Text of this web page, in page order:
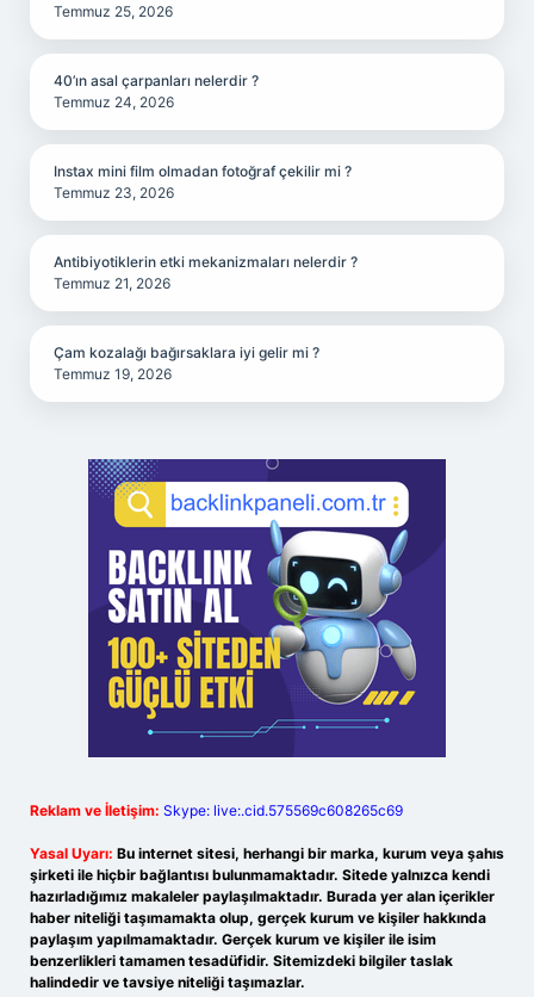
Temmuz 25, 2026
40’ın asal çarpanları nelerdir ?
Temmuz 24, 2026
Instax mini film olmadan fotoğraf çekilir mi ?
Temmuz 23, 2026
Antibiyotiklerin etki mekanizmaları nelerdir ?
Temmuz 21, 2026
Çam kozalağı bağırsaklara iyi gelir mi ?
Temmuz 19, 2026
Reklam ve İletişim: Skype: live:.cid.575569c608265c69
Yasal Uyarı: Bu internet sitesi, herhangi bir marka, kurum veya şahıs
şirketi ile hiçbir bağlantısı bulunmamaktadır. Sitede yalnızca kendi
hazırladığımız makaleler paylaşılmaktadır. Burada yer alan içerikler
haber niteliği taşımamakta olup, gerçek kurum ve kişiler hakkında
paylaşım yapılmamaktadır. Gerçek kurum ve kişiler ile isim
benzerlikleri tamamen tesadüfidir. Sitemizdeki bilgiler taslak
halindedir ve tavsiye niteliği taşımazlar.